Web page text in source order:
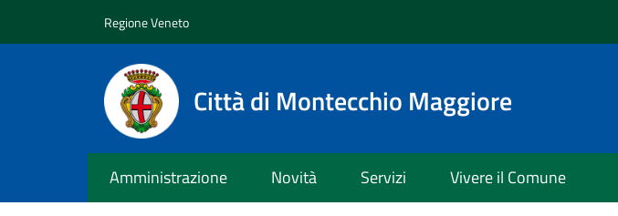
Regione Veneto
Città di Montecchio Maggiore
Amministrazione Novità Servizi Vivere il Comune